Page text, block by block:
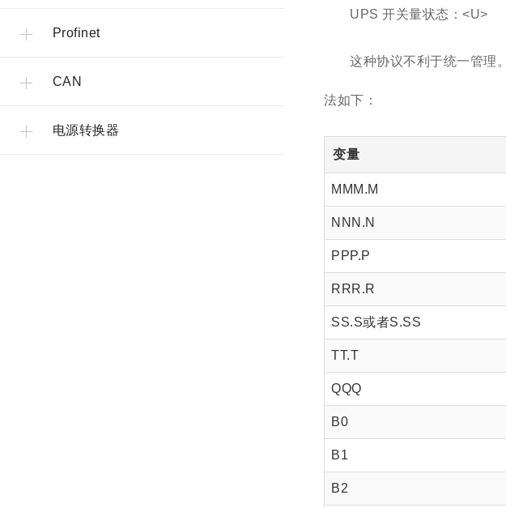
Profinet
CAN
电源转换器
UPS 开关量状态：<U>
这种协议不利于统一管理
法如下：
变量
MMM.M
NNN.N
PPP.P
RRR.R
SS.S或者S.SS
TT.T
QQQ
B0
B1
B2